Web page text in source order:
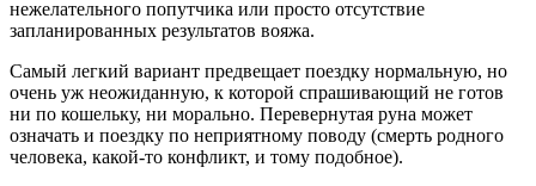
нежелательного попутчика или просто отсутствие
запланированных результатов вояжа.
Самый легкий вариант предвещает поездку нормальную, но
очень уж неожиданную, к которой спрашивающий не готов
ни по кошельку, ни морально. Перевернутая руна может
означать и поездку по неприятному поводу (смерть родного
человека, какой-то конфликт, и тому подобное).